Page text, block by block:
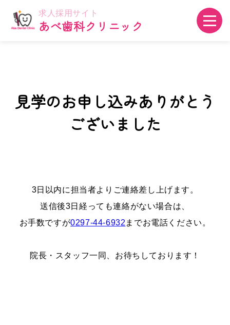
求人採用サイト
あべ歯科クリニック
見学のお申し込みありがとう
ございました
3日以内に担当者よりご連絡差し上げます。
送信後3日経っても連絡がない場合は、
お手数ですが0297-44-6932 までお電話ください。
院長・スタッフ一同、お待ちしております！